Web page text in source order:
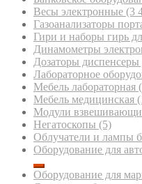
Весы электронные (3
Газоанализаторы
Гири и наборы гирь
Динамометры
Дозаторы диспенсеры
Лабораторное
Мебель лабораторная
Мебель медицинская
Модули
Негатоскопы (5)
Облучатели и лампы
Оборудование для
Оборудование для